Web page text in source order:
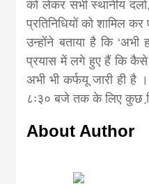
को लेकर सभी स्थानीय
प्रतिनिधियों को शामिल
उन्होंने बताया है कि ‘अभी
प्रयास में लगे हुए हैं कि कैसे
अभी भी कर्फयू जारी ही
८ः३० बजे तक के लिए कुछ
About Author